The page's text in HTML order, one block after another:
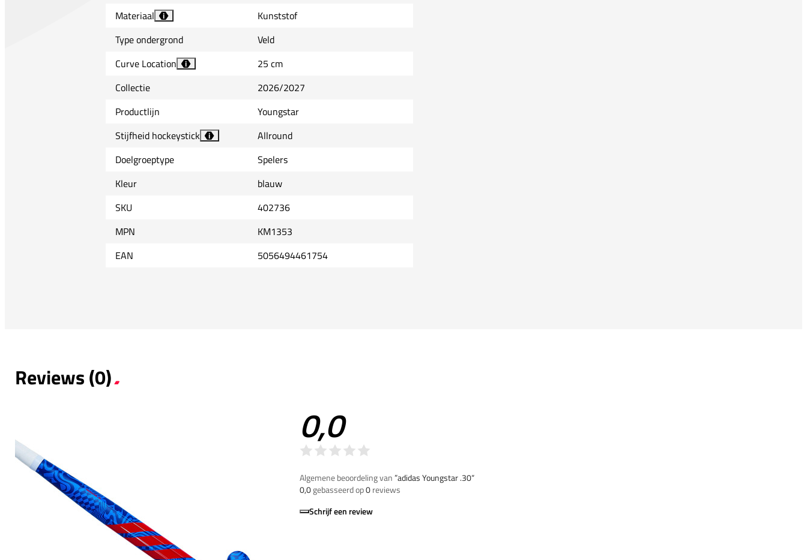
Materiaal
i
Kunststof
Type ondergrond
Veld
Curve Location
i
25 cm
Collectie
2026/2027
Productlijn
Youngstar
Stijfheid hockeystick
i
Allround
Doelgroeptype
Spelers
Kleur
blauw
SKU
402736
MPN
KM1353
EAN
5056494461754
Reviews (0)
0,0
Algemene beoordeling van”adidas Youngstar .30“
0,0gebasseerd op0reviews
Schrijf een review